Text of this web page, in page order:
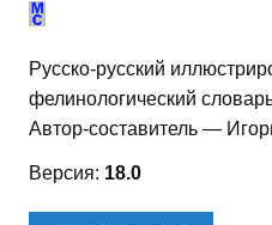
Русско-русский
фелинологический
Автор-составитель —
Версия: 18.0